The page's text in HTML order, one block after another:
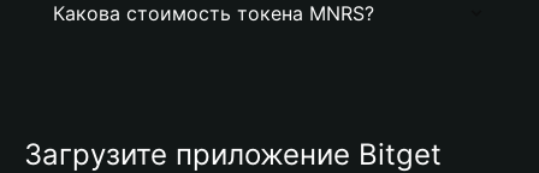
Какова стоимость токена MNRS?
Загрузите приложение Bitget